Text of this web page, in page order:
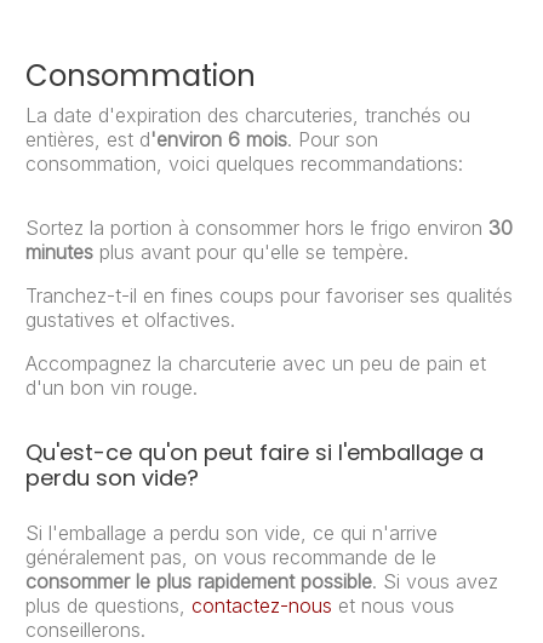
Consommation
La date d'expiration des charcuteries, tranchés ou
entières, est d'environ 6 mois. Pour son
consommation, voici quelques recommandations:
Sortez la portion à consommer hors le frigo environ 30
minutes plus avant pour qu'elle se tempère.
Tranchez-t-il en fines coups pour favoriser ses qualités
gustatives et olfactives.
Accompagnez la charcuterie avec un peu de pain et
d'un bon vin rouge.
Qu'est-ce qu'on peut faire si l'emballage a
perdu son vide?
Si l'emballage a perdu son vide, ce qui n'arrive
généralement pas, on vous recommande de le
consommer le plus rapidement possible. Si vous avez
plus de questions, contactez-nous et nous vous
conseillerons.